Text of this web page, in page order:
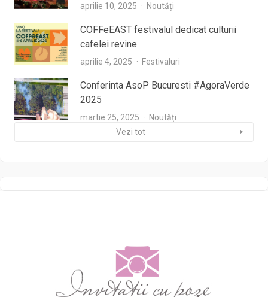
aprilie 10, 2025 Noutăți
COFFeEAST festivalul dedicat culturii
cafelei revine
aprilie 4, 2025 Festivaluri
Conferinta AsoP Bucuresti #AgoraVerde
2025
martie 25, 2025
Noutăți
Vezi tot